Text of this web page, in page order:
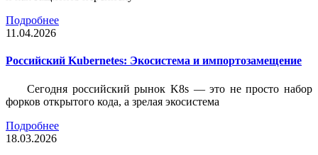
Подробнее
11.04.2026
Российский Kubernetes: Экосистема и импортозамещение
Сегодня российский рынок K8s — это не просто набор
форков открытого кода, а зрелая экосистема
Подробнее
18.03.2026